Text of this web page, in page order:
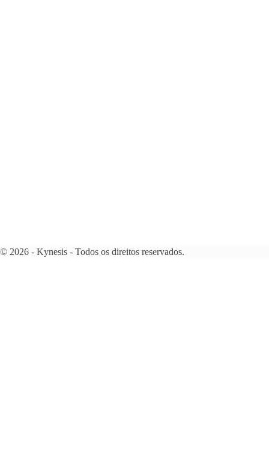
© 2026 - Kynesis - Todos os direitos reservados.